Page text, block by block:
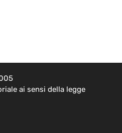
ai sensi della legge